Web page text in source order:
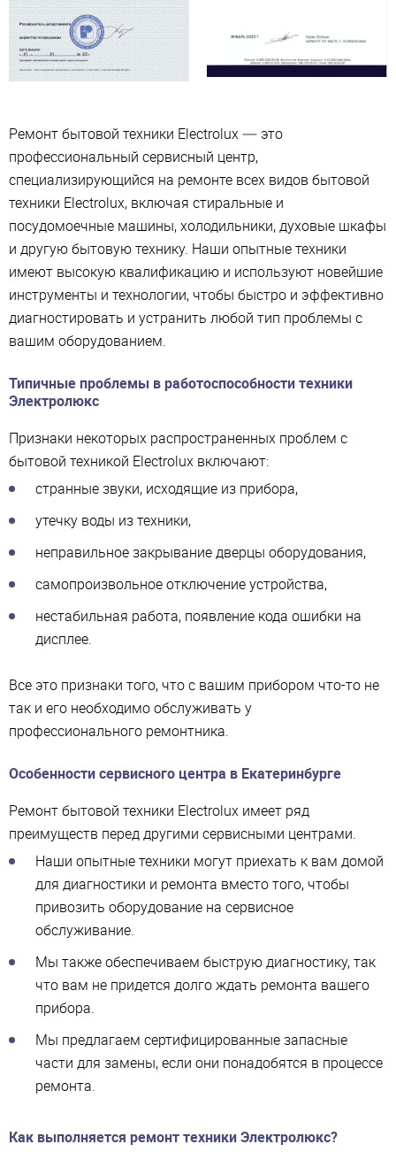
Ремонт бытовой техники Electrolux — это
профессиональный сервисный центр,
специализирующийся на ремонте всех видов бытовой
техники Electrolux, включая стиральные и
посудомоечные машины, холодильники, духовые шкафы
и другую бытовую технику. Наши опытные техники
имеют высокую квалификацию и используют новейшие
инструменты и технологии, чтобы быстро и эффективно
диагностировать и устранить любой тип проблемы с
вашим оборудованием.
Типичные проблемы в работоспособности техники
Электролюкс
Признаки некоторых распространенных проблем с
бытовой техникой Electrolux включают:
странные звуки, исходящие из прибора,
утечку воды из техники,
неправильное закрывание дверцы оборудования,
самопроизвольное отключение устройства,
нестабильная работа, появление кода ошибки на
дисплее.
Все это признаки того, что с вашим прибором что-то не
так и его необходимо обслуживать у
профессионального ремонтника.
Особенности сервисного центра в Екатеринбурге
Ремонт бытовой техники Electrolux имеет ряд
преимуществ перед другими сервисными центрами.
Наши опытные техники могут приехать к вам домой
для диагностики и ремонта вместо того, чтобы
привозить оборудование на сервисное
обслуживание.
Мы также обеспечиваем быструю диагностику, так
что вам не придется долго ждать ремонта вашего
прибора.
Мы предлагаем сертифицированные запасные
части для замены, если они понадобятся в процессе
ремонта.
Как выполняется ремонт техники Электролюкс?